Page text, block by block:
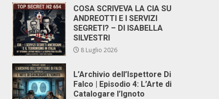
COSA SCRIVEVA LA CIA SU
ANDREOTTI E I SERVIZI
SEGRETI? – DI ISABELLA
SILVESTRI
8 Luglio 2026
L’Archivio dell’Ispettore Di
Falco | Episodio 4: L’Arte di
Catalogare l’Ignoto